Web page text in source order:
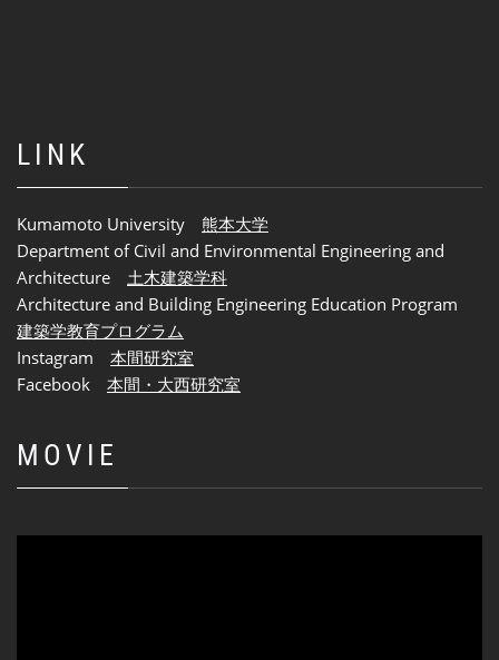
LINK
Kumamoto University 熊本大学
Department of Civil and Environmental Engineering and
Architecture 土木建築学科
Architecture and Building Engineering Education Program
建築学教育プログラム
Instagram 本間研究室
Facebook 本間・大西研究室
MOVIE